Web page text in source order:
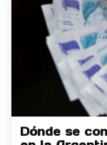
Dónde se